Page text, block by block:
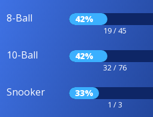
8-Ball 42%
19 / 45
10-Ball 42%
32 / 76
Snooker 33%
1 / 3